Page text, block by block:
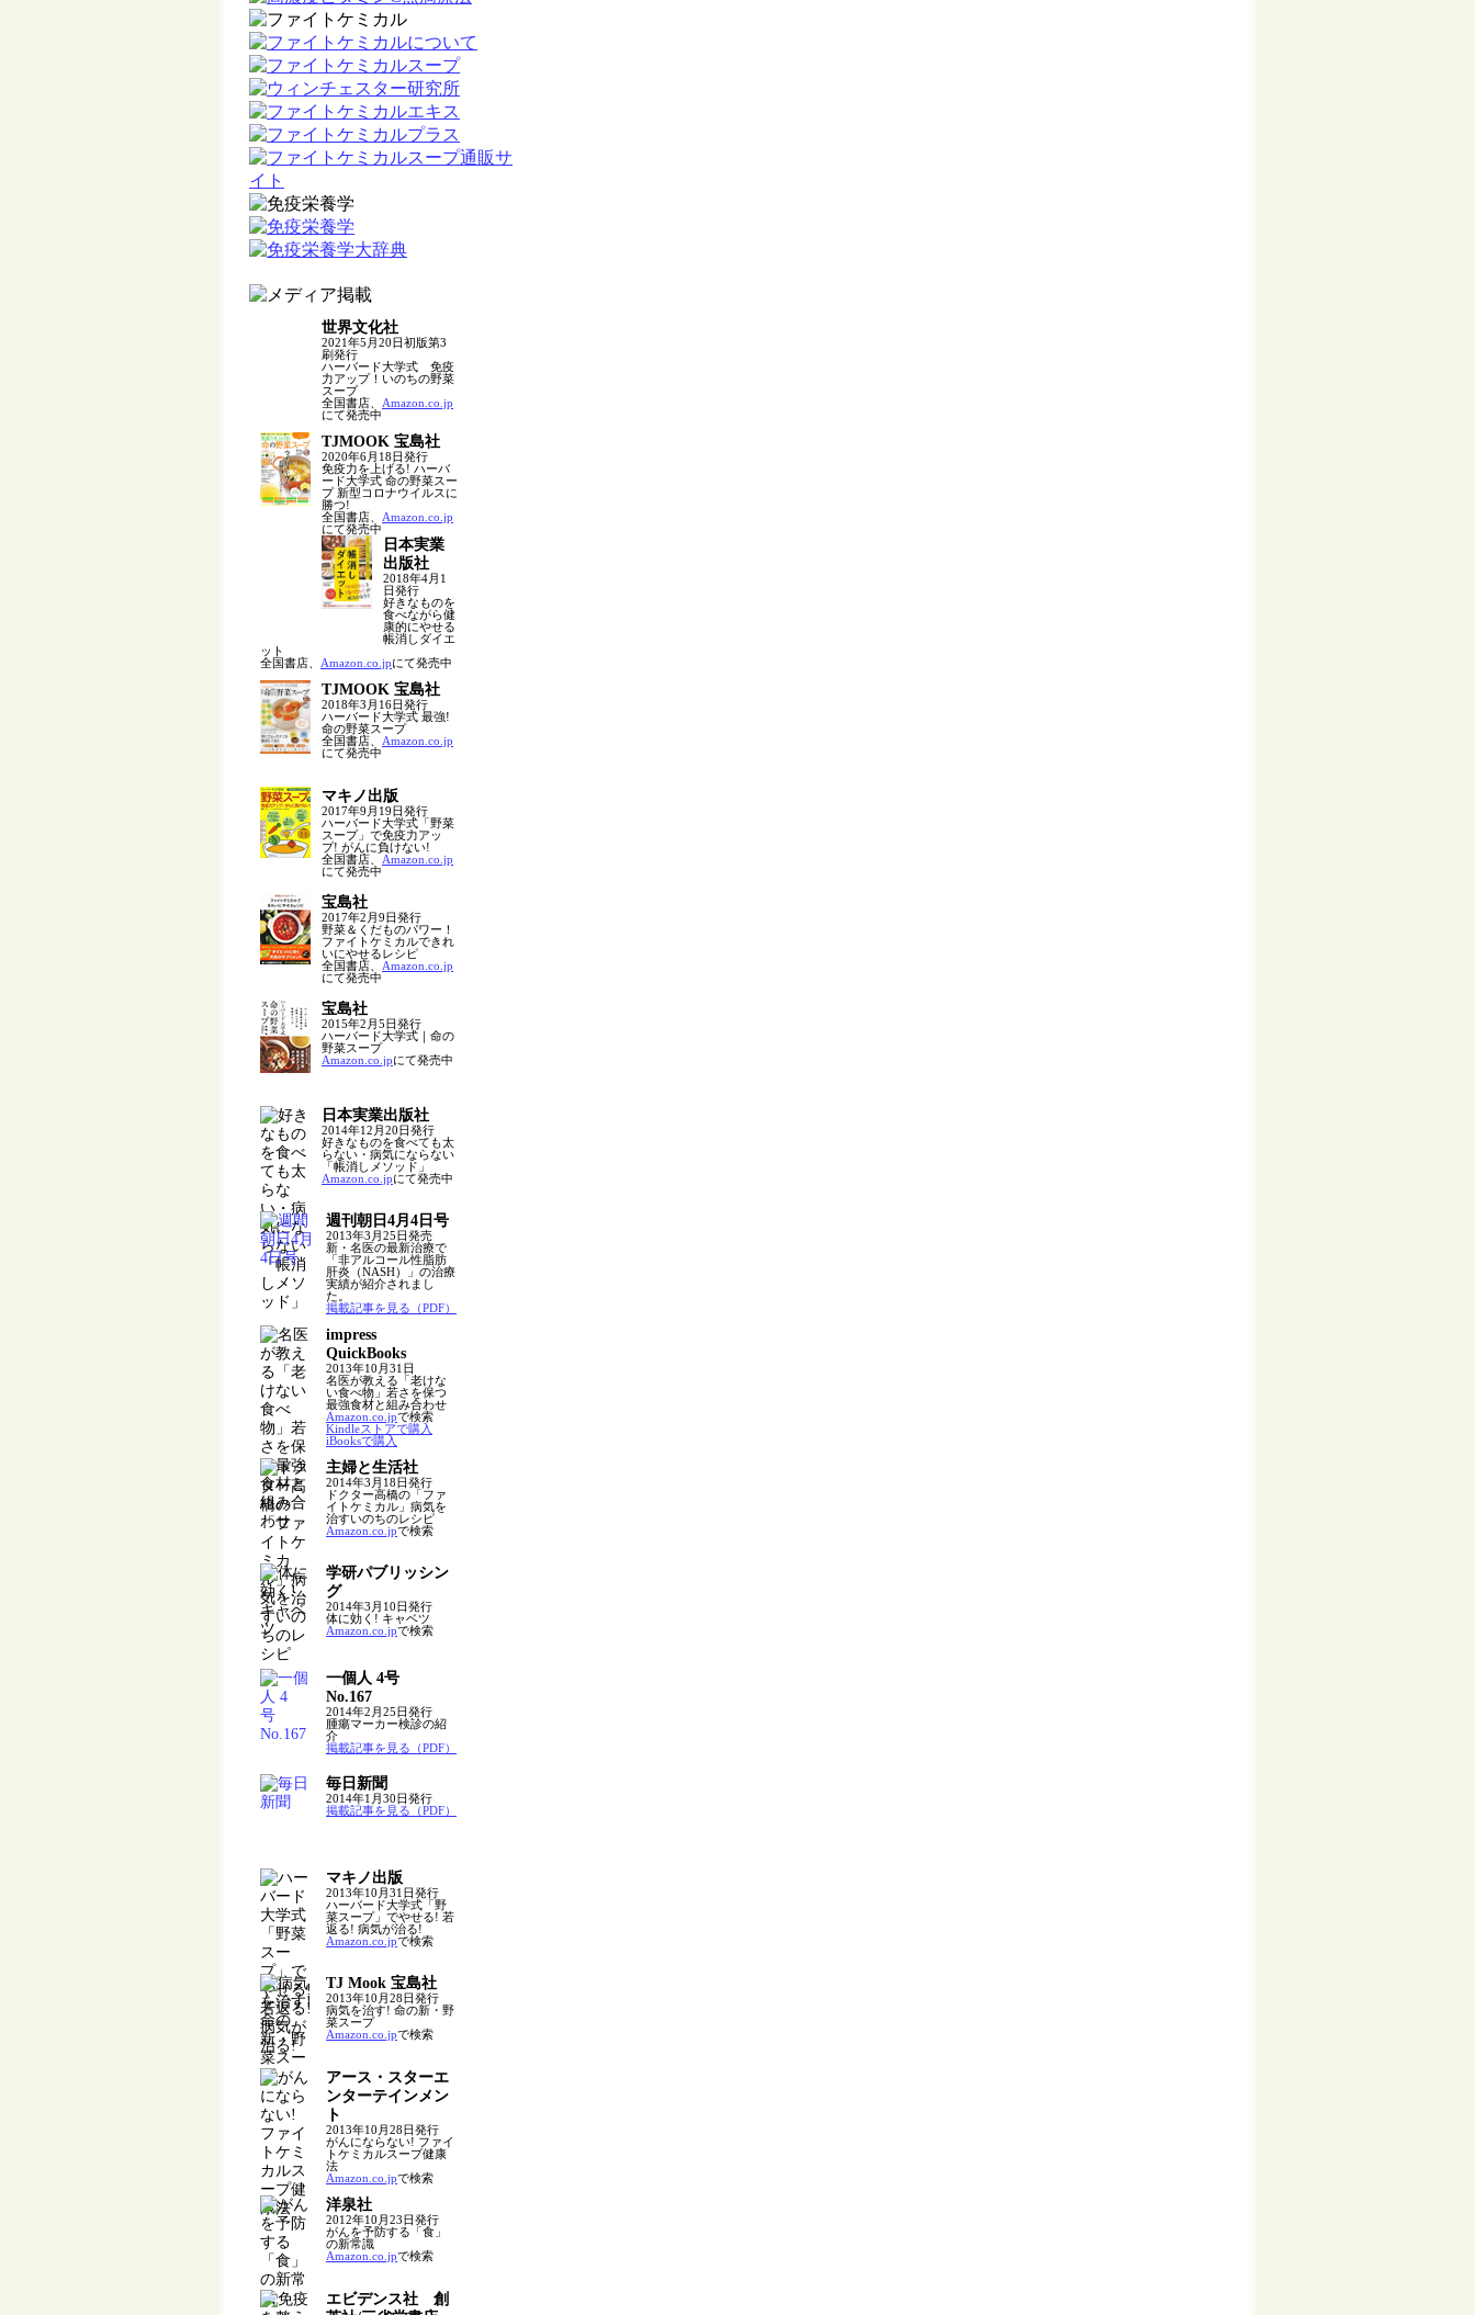
世界文化社
2021年5月20日初版第3
刷発行
ハーバード大学式 免疫
力アップ！いのちの野菜
スープ
全国書店、 Amazon.co.jp
にて発売中
TJMOOK 宝島社
2020年6月18日発行
免疫力を上げる! ハーバ
ード大学式 命の野菜スー
プ 新型コロナウイルスに
勝つ!
全国書店、 Amazon.co.jp
にて発売中
日本実業
出版社
2018年4月1
日発行
好きなものを
食べながら健
康的にやせる
帳消しダイエ
ット
全国書店、 Amazon.co.jpにて発売中
TJMOOK 宝島社
2018年3月16日発行
ハーバード大学式 最強!
命の野菜スープ
全国書店、 Amazon.co.jp
にて発売中
マキノ出版
2017年9月19日発行
ハーバード大学式「野菜
スープ」で免疫力アッ
プ! がんに負けない!
全国書店、 Amazon.co.jp
にて発売中
宝島社
2017年2月9日発行
野菜＆くだものパワー！
ファイトケミカルできれ
いにやせるレシピ
全国書店、 Amazon.co.jp
にて発売中
宝島社
2015年2月5日発行
ハーバード大学式｜命の
野菜スープ
Amazon.co.jpにて発売中
日本実業出版社
2014年12月20日発行
好きなものを食べても太
らない・病気にならない
「帳消しメソッド」
Amazon.co.jpにて発売中
週刊朝日4月4日号
2013年3月25日発売
新・名医の最新治療で
「非アルコール性脂肪
肝炎（NASH）」の治療
実績が紹介されまし
た。
掲載記事を見る（PDF）
impress
QuickBooks
2013年10月31日
名医が教える「老けな
い食べ物」若さを保つ
最強食材と組み合わせ
Amazon.co.jpで検索
Kindleストアで購入
iBooksで購入
主婦と生活社
2014年3月18日発行
ドクター高橋の「ファ
イトケミカル」病気を
治すいのちのレシピ
Amazon.co.jpで検索
学研パブリッシン
グ
2014年3月10日発行
体に効く! キャベツ
Amazon.co.jpで検索
一個人 4号
No.167
2014年2月25日発行
腫瘍マーカー検診の紹
介
掲載記事を見る（PDF）
毎日新聞
2014年1月30日発行
掲載記事を見る（PDF）
マキノ出版
2013年10月31日発行
ハーバード大学式「野
菜スープ」でやせる! 若
返る! 病気が治る!
Amazon.co.jpで検索
TJ Mook 宝島社
2013年10月28日発行
病気を治す! 命の新・野
菜スープ
Amazon.co.jpで検索
アース・スターエ
ンターテインメン
ト
2013年10月28日発行
がんにならない! ファイ
トケミカルスープ健康
法
Amazon.co.jpで検索
洋泉社
2012年10月23日発行
がんを予防する「食」
の新常識
Amazon.co.jpで検索
エビデンス社 創